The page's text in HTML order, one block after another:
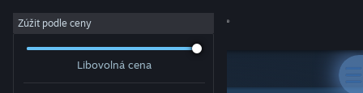
Přihlásit se
Zúžit podle ceny
Libovolná cena